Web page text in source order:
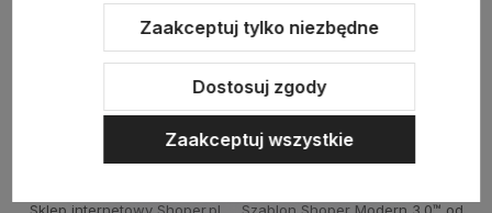
Zaakceptuj tylko niezbędne
Dostosuj zgody
Zaakceptuj wszystkie